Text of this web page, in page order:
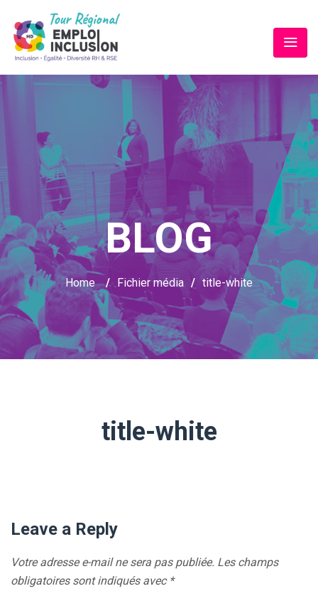
BLOG
Home / Fichier média / title-white
title-white
Leave a Reply
Votre adresse e-mail ne sera pas publiée. Les champs
obligatoires sont indiqués avec *